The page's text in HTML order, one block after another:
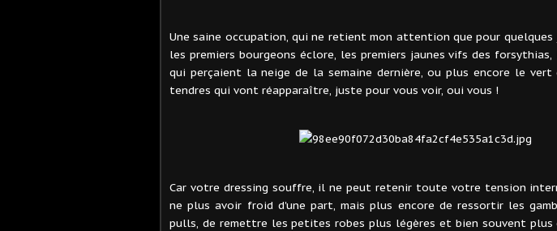
Une saine occupation, qui ne retient mon attention que pour quelques
les premiers bourgeons éclore, les premiers jaunes vifs des forsythias,
qui perçaient la neige de la semaine dernière, ou plus encore le vert
tendres qui vont réapparaître, juste pour vous voir, oui vous !
Car votre dressing souffre, il ne peut retenir toute votre tension
ne plus avoir froid d'une part, mais plus encore de ressortir les
pulls, de remettre les petites robes plus légères et bien souvent plus